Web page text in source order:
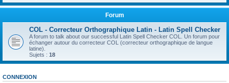
Forum
COL - Correcteur Orthographique Latin - Latin Spell Checker
A forum to talk about our successful Latin Spell Checker COL. Un forum pour
échanger autour du correcteur COL (correcteur orthographique de langue
latine).
Sujets : 18
CONNEXION